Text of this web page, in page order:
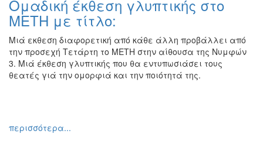
Ζωγραφική
Φωτογραφία
Τραγούδι
Μουσική
Κινηματογράφος
Παζάρι
Ομαδική έκθεση γλυπτικής στο
ΜΕΤΗ με τίτλο:
Μιά εκθεση διαφορετική από κάθε άλλη προβάλλει από
την προσεχή Τετάρτη το ΜΕΤΗ στην αίθουσα της Νυμφών
3. Μιά έκθεση γλυπτικής που θα εντυπωσιάσει τους
θεατές γιά την ομορφιά και την ποιότητά της.
περισσότερα...